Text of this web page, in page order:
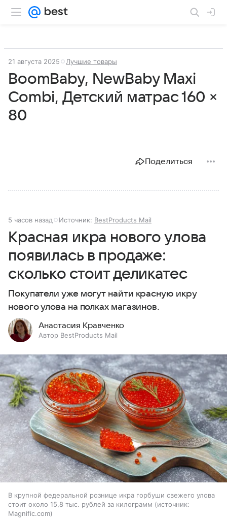
21 августа 2025 Лучшие товары
BoomBaby, NewBaby Maxi
Combi, Детский матрас 160 ×
80
Поделиться
5 часов назад Источник: BestProducts Mail
Красная икра нового улова
появилась в продаже:
сколько стоит деликатес
Покупатели уже могут найти красную икру
нового улова на полках магазинов.
Анастасия Кравченко
Автор BestProducts Mail
В крупной федеральной рознице икра горбуши свежего улова
стоит около 15,8 тыс. рублей за килограмм
источник:
Magnific.com